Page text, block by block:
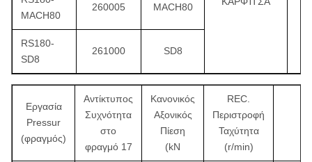
MACH80
260005 MACH80
RS180-
SD8
261000 SD8
Εργασία
Pressur
(φραγμός)
Αντίκτυπος
Συχνότητα
στο
φραγμό 17
Κανονικός
Αξονικός
Πίεση
(kN
REC.
Περιστροφή
Ταχύτητα
(r/min)